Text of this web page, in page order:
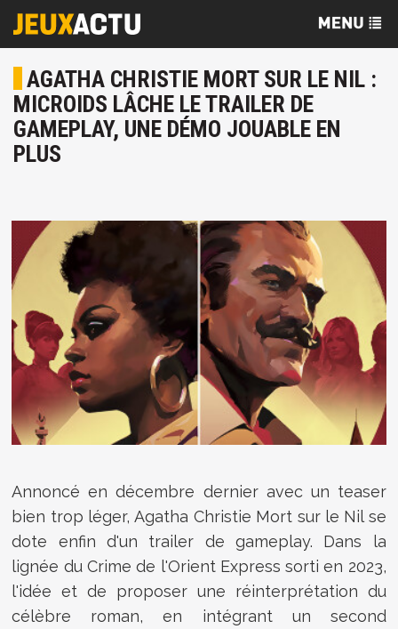
AGATHA CHRISTIE MORT SUR LE NIL :
MICROIDS LÂCHE LE TRAILER DE
GAMEPLAY, UNE DÉMO JOUABLE EN
PLUS
Annoncé en décembre dernier avec un teaser
bien trop léger, Agatha Christie Mort sur le Nil se
dote enfin d'un trailer de gameplay. Dans la
lignée du Crime de l'Orient Express sorti en 2023,
l'idée et de proposer une réinterprétation du
célèbre roman, en intégrant un second